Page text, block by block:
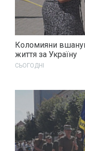
Коломияни
життя за Україну
СЬОГОДНІ